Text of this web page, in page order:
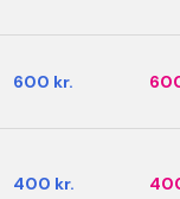
600 kr.
400 kr.